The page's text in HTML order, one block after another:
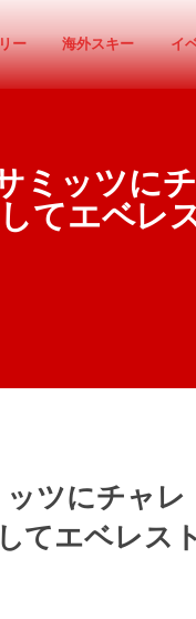
ー 海外スキー イ
ミッツに
てエベレ
ッツにチャレ
てエベレス